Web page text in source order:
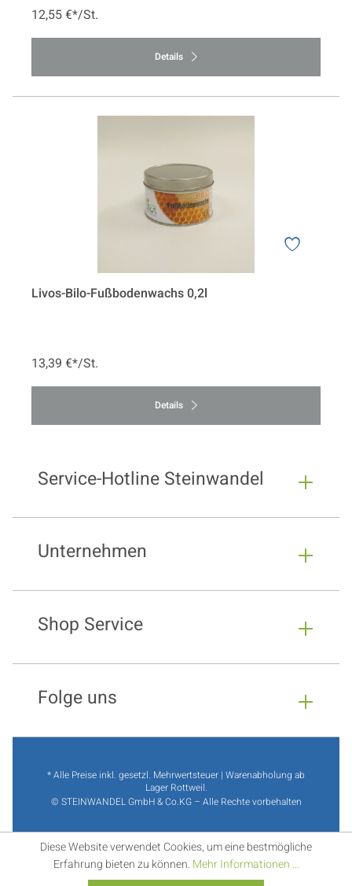
12,55 €*/St.
Details
Livos-Bilo-Fußbodenwachs 0,2l
13,39 €*/St.
Details
Service-Hotline Steinwandel
Unternehmen
Shop Service
Folge uns
* Alle Preise inkl. gesetzl. Mehrwertsteuer | Warenabholung ab
Lager Rottweil.
© STEINWANDEL GmbH & Co.KG – Alle Rechte vorbehalten
Diese Website verwendet Cookies, um eine bestmögliche
Erfahrung bieten zu können. Mehr Informationen ...